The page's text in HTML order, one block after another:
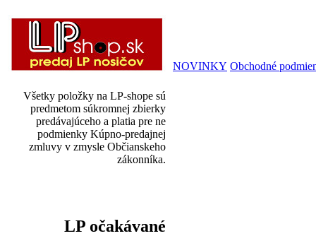
Všetky položky na LP-shope sú
predmetom súkromnej zbierky
predávajúceho a platia pre ne
podmienky Kúpno-predajnej
zmluvy v zmysle Občianskeho
zákonníka.
LP očakávané
NOVINKY Obchodné